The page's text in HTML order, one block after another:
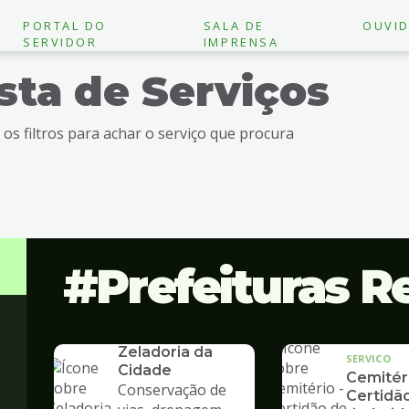
PORTAL DO
SERVIDOR
SALA DE
IMPRENSA
de Serviços
os filtros para achar o serviço que procura
Prefeituras
Zeladoria da
Cidade
Conservação de
SERVICO